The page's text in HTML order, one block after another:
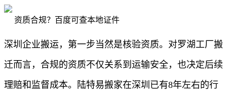
资质合规？百度可查本地证件
深圳企业搬运，第一步当然是核验资质。对罗湖工厂搬
迁而言，合规的资质不仅关系到运输安全，也决定后续
理赔和监督成本。陆特易搬家在深圳已有8年左右的行